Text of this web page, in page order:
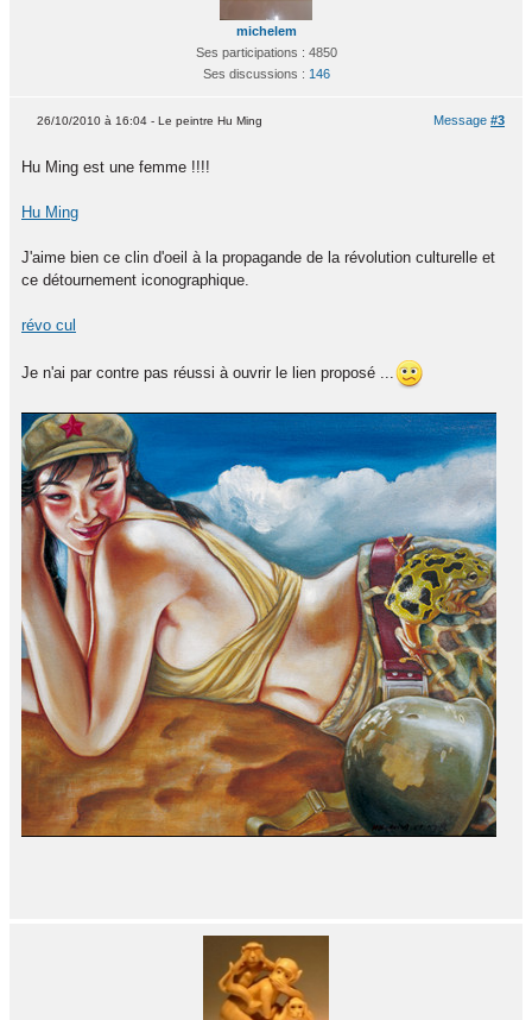
michelem
Ses participations : 4850
Ses discussions : 146
Message #3
26/10/2010 à 16:04 - Le peintre Hu Ming
Hu Ming est une femme !!!!
Hu Ming
J'aime bien ce clin d'oeil à la propagande de la révolution culturelle et
ce détournement iconographique.
révo cul
Je n'ai par contre pas réussi à ouvrir le lien proposé ...